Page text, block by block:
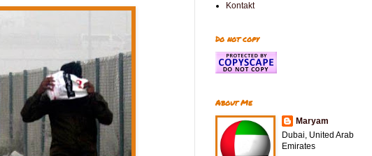
Kontakt
Do not copy
About Me
Maryam
Dubai, United Arab
Emirates